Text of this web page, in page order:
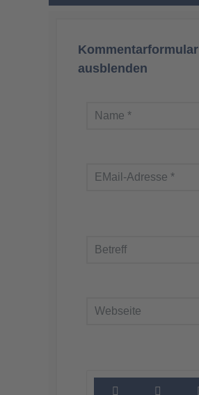
Kommentarformular
ausblenden